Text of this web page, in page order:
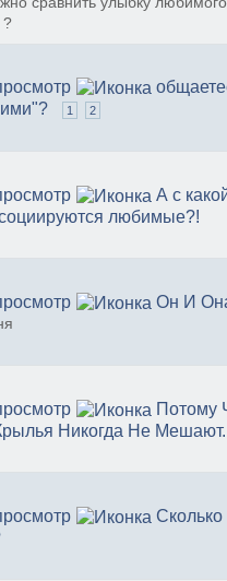
?
1 2
А с
любимые?!
Он И
Потому
Никогда Не